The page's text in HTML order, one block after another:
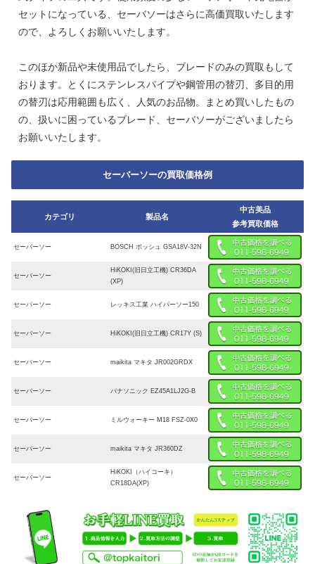
セットになっている、セーバソーはさらに高価買取いたします
ので、よろしくお願いいたします。
このほか新品や未使用品でしたら、ブレードのみの買取もして
おります。とくにステンレスパイプや鋼管用の替刃、多目的用
の替刃は応用範囲も広く、人気のお品物。まとめ買いしたもの
の、扱いに困っているブレード、セーバソーがございましたら
お願いいたします。
セーバーソーの買取価格例
カテゴリ 製品名
中古美品
参考買取価格
セーバーソー BOSCH ボッシュ GSA18V-32N
セーバーソー
HiKOKI(旧日立工機) CR36DA
(XP)
セーバーソー レッキス工業 ハイパーソー150
セーバーソー HiKOKI(旧日立工機) CR17Y (S)
セーバーソー maikita マキタ JR002GRDX
セーバーソー パナソニック EZ45A1LJ2G-B
セーバーソー ミルウォーキー M18 FSZ-0X0
セーバーソー maikita マキタ JR360DZ
セーバーソー
HiKOKI（ハイコーキ）
CR18DA(XP)